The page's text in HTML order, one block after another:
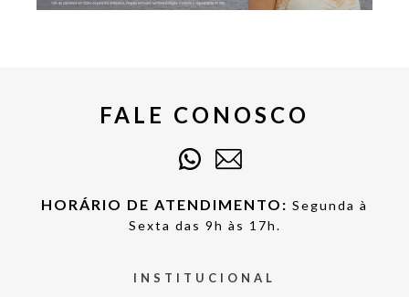
FALE CONOSCO
HORÁRIO DE ATENDIMENTO: Segunda à
Sexta das 9h às 17h.
INSTITUCIONAL